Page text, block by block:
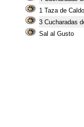
1 Taza de
3 Cucharadas
Sal al Gusto